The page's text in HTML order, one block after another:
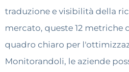
traduzione e visibilità della
mercato, queste 12 metriche
quadro chiaro per
Monitorandoli, le aziende